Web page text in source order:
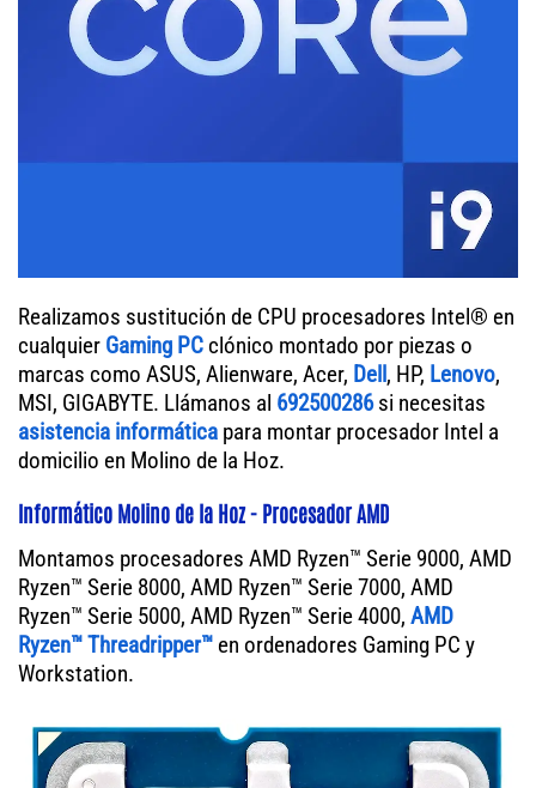
Realizamos sustitución de CPU procesadores Intel® en
cualquier Gaming PC clónico montado por piezas o
marcas como ASUS, Alienware, Acer, Dell, HP, Lenovo,
MSI, GIGABYTE. Llámanos al 692500286si necesitas
asistencia informática para montar procesador Intel a
domicilio en Molino de la Hoz.
Informático Molino de la Hoz - Procesador AMD
Montamos procesadores AMD Ryzen™ Serie 9000, AMD
Ryzen™ Serie 8000, AMD Ryzen™ Serie 7000, AMD
Ryzen™ Serie 5000, AMD Ryzen™ Serie 4000, AMD
Ryzen™ Threadripper™ en ordenadores Gaming PC y
Workstation.